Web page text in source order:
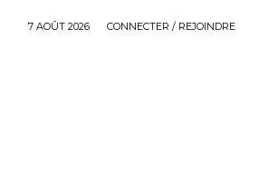
7 AOÛT 2026 CONNECTER / REJOINDRE